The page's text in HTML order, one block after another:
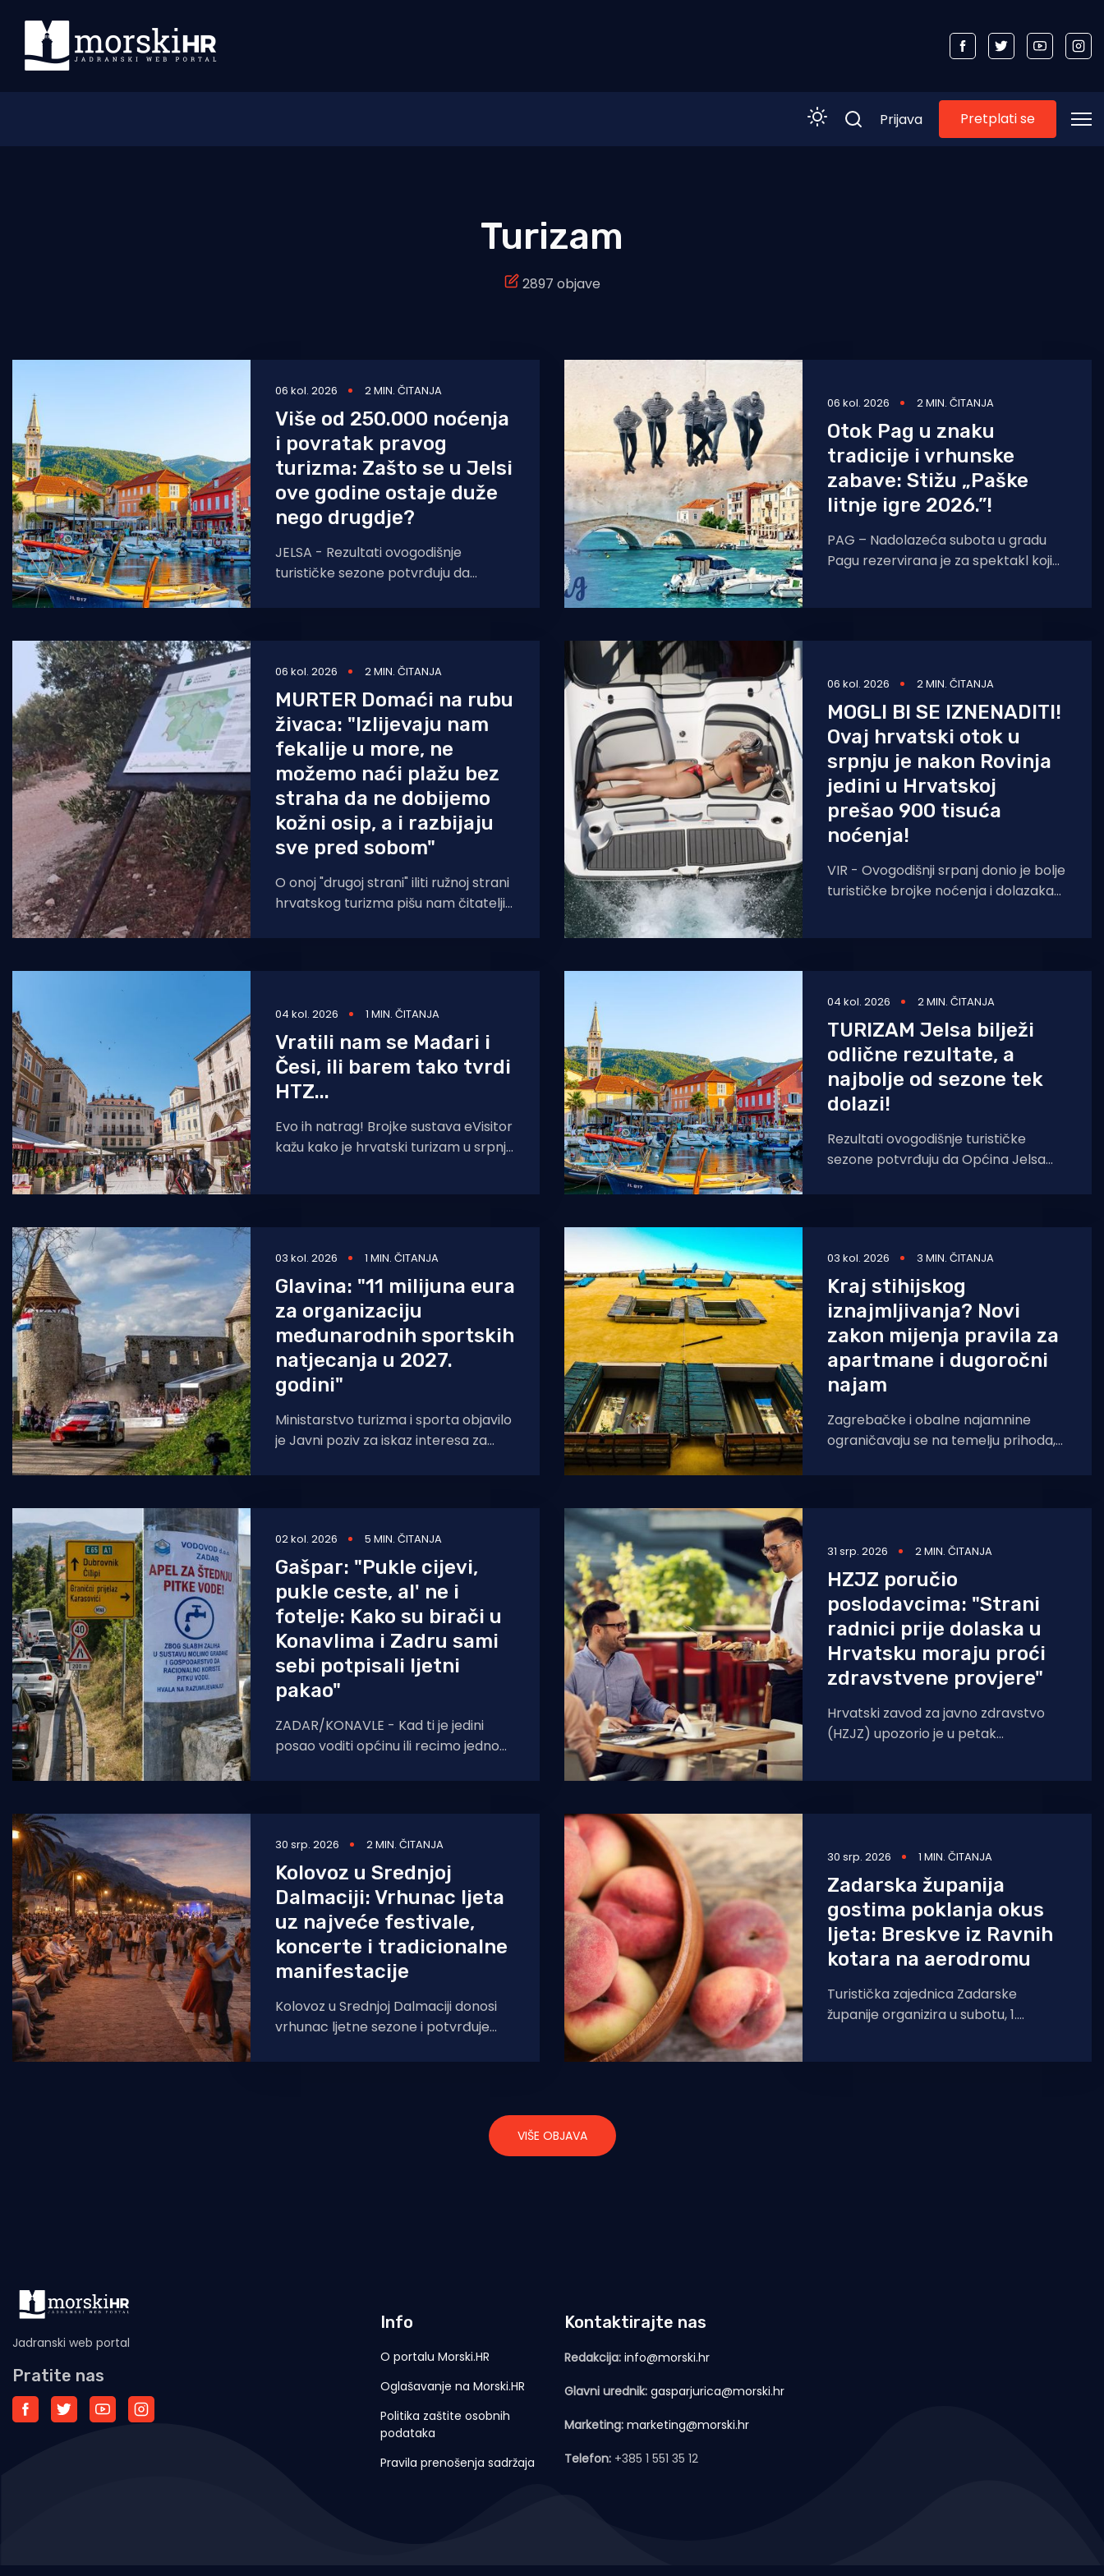
Turizam i nautika
Pomorstvo
Ribolov
Ekologija
Tradicija i kultura
Prijava Pretplati se
Turizam
2897 objave
06 kol. 2026 2 MIN. ČITANJA
Više od 250.000 noćenja
i povratak pravog
turizma: Zašto se u Jelsi
ove godine ostaje duže
nego drugdje?
JELSA - Rezultati ovogodišnje
turističke sezone potvrđuju da
smjeru. Do 1. kolovoza ostvarili smo
06 kol. 2026 2 MIN. ČITANJA
Otok Pag u znaku
tradicije i vrhunske
zabave: Stižu „Paške
litnje igre 2026.”!
PAG – Nadolazeća subota u gradu
Pagu rezervirana je za spektakl koji
06 kol. 2026 2 MIN. ČITANJA
MURTER Domaći na rubu
živaca: "Izlijevaju nam
fekalije u more, ne
možemo naći plažu bez
straha da ne dobijemo
kožni osip, a i razbijaju
sve pred sobom"
O onoj "drugoj strani" iliti ružnoj strani
hrvatskog turizma pišu nam čitatelji s
06 kol. 2026 2 MIN. ČITANJA
MOGLI BI SE IZNENADITI!
Ovaj hrvatski otok u
srpnju je nakon Rovinja
jedini u Hrvatskoj
prešao 900 tisuća
noćenja!
VIR - Ovogodišnji srpanj donio je bolje
turističke brojke noćenja i dolazaka
04 kol. 2026 1 MIN. ČITANJA
Vratili nam se Mađari i
Česi, ili barem tako tvrdi
HTZ...
Evo ih natrag! Brojke sustava eVisitor
kažu kako je hrvatski turizam u srpnju
04 kol. 2026 2 MIN. ČITANJA
TURIZAM Jelsa bilježi
odlične rezultate, a
najbolje od sezone tek
dolazi!
Rezultati ovogodišnje turističke
sezone potvrđuju da Općina Jelsa
kolovoza ostvareno je 255.585
03 kol. 2026 1 MIN. ČITANJA
Glavina: "11 milijuna eura
za organizaciju
međunarodnih sportskih
natjecanja u 2027.
godini"
Ministarstvo turizma i sporta objavilo
je Javni poziv za iskaz interesa za
sportskih natjecanja u 2027. godini, a
03 kol. 2026 3 MIN. ČITANJA
Kraj stihijskog
iznajmljivanja? Novi
zakon mijenja pravila za
apartmane i dugoročni
najam
Zagrebačke i obalne najamnine
ograničavaju se na temelju prihoda,
neplaćene najamnine, a ugovori se
02 kol. 2026 5 MIN. ČITANJA
Gašpar: "Pukle cijevi,
pukle ceste, al' ne i
fotelje: Kako su birači u
Konavlima i Zadru sami
sebi potpisali ljetni
pakao"
ZADAR/KONAVLE - Kad ti je jedini
posao voditi općinu ili recimo jedno
kontinuitetu više
31 srp. 2026 2 MIN. ČITANJA
HZJZ poručio
poslodavcima: "Strani
radnici prije dolaska u
Hrvatsku moraju proći
zdravstvene provjere"
Hrvatski zavod za javno zdravstvo
(HZJZ) upozorio je u petak
30 srp. 2026 2 MIN. ČITANJA
Kolovoz u Srednjoj
Dalmaciji: Vrhunac ljeta
uz najveće festivale,
koncerte i tradicionalne
manifestacije
Kolovoz u Srednjoj Dalmaciji donosi
vrhunac ljetne sezone i potvrđuje
najatraktivnijih mediteranskih
30 srp. 2026 1 MIN. ČITANJA
Zadarska županija
gostima poklanja okus
ljeta: Breskve iz Ravnih
kotara na aerodromu
Turistička zajednica Zadarske
županije organizira u subotu, 1.
VIŠE OBJAVA
Jadranski web portal
Pratite nas
Info
O portalu Morski.HR
Oglašavanje na Morski.HR
Politika zaštite osobnih
podataka
Pravila prenošenja sadržaja
Kontaktirajte nas
Redakcija: info@morski.hr
Glavni urednik: gasparjurica@morski.hr
Marketing: marketing@morski.hr
Telefon: +385 1 551 35 12